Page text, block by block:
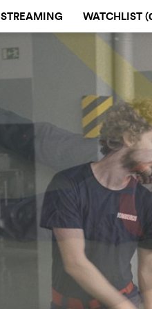
STREAMING WATCHLIST (